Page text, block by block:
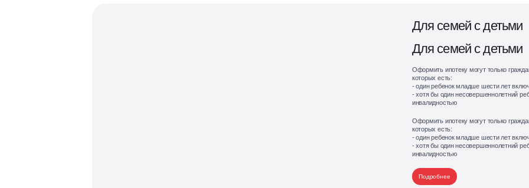
Для семей с детьми
Для семей с детьми
Оформить ипотеку могут только
которых есть:
- один ребенок младше шести лет
- хотя бы один несовершеннолетний
инвалидностью
Оформить ипотеку могут только
которых есть:
- один ребенок младше шести лет
- хотя бы один несовершеннолетний
инвалидностью
Подробнее